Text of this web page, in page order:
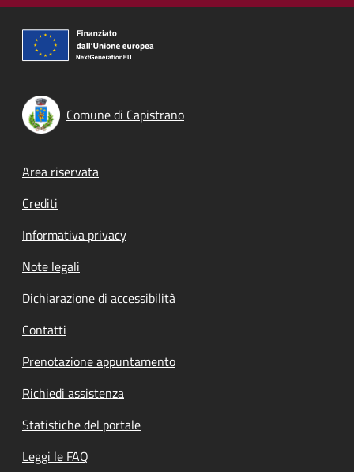
Comune di Capistrano
Footer menu
Area riservata
Crediti
Informativa privacy
Note legali
Dichiarazione di accessibilità
Contatti
Prenotazione appuntamento
Richiedi assistenza
Statistiche del portale
Leggi le FAQ